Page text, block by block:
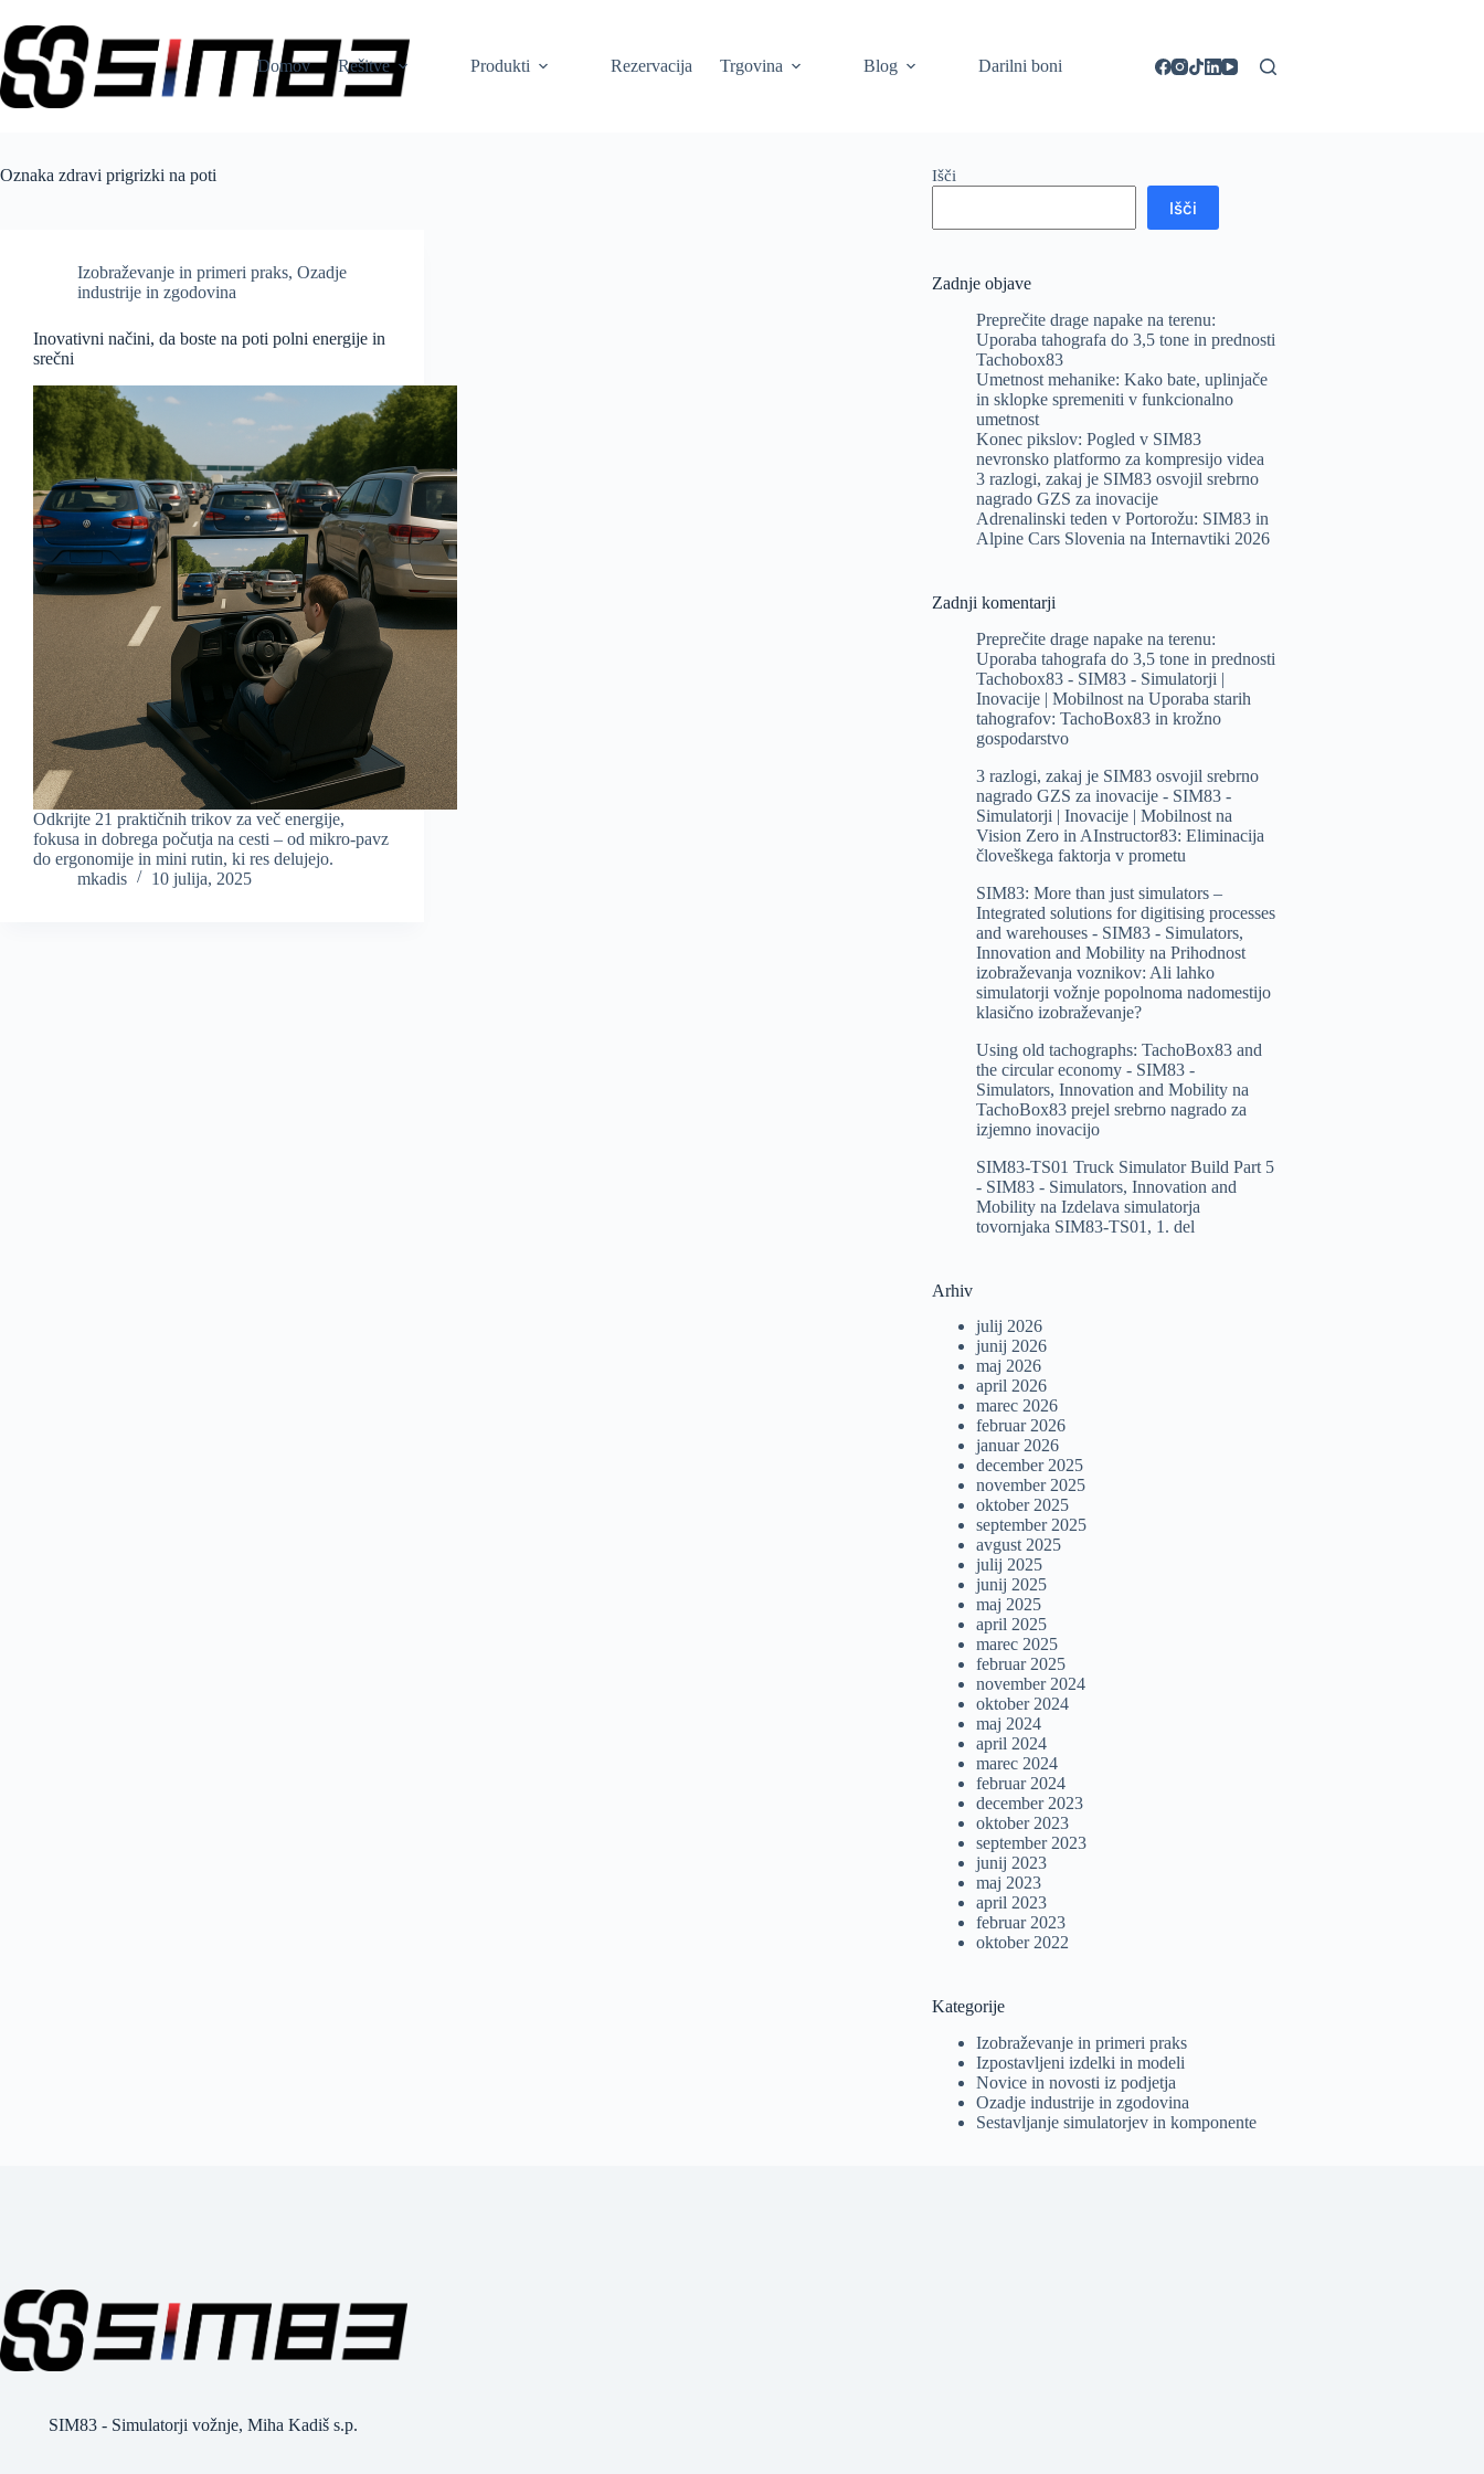
to
content
Domov
Rešitve Produkti Rezervacija Trgovina Blog Darilni boni
Oznaka zdravi prigrizki na poti
Izobraževanje in primeri praks, Ozadje
industrije in zgodovina
Inovativni načini, da boste na poti polni energije in
srečni
Odkrijte 21 praktičnih trikov za več energije,
fokusa in dobrega počutja na cesti – od mikro-pavz
do ergonomije in mini rutin, ki res delujejo.
mkadis
10 julija, 2025
Išči
Išči
Zadnje objave
Preprečite drage napake na terenu:
Uporaba tahografa do 3,5 tone in prednosti
Tachobox83
Umetnost mehanike: Kako bate, uplinjače
in sklopke spremeniti v funkcionalno
umetnost
Konec pikslov: Pogled v SIM83
nevronsko platformo za kompresijo videa
3 razlogi, zakaj je SIM83 osvojil srebrno
nagrado GZS za inovacije
Adrenalinski teden v Portorožu: SIM83 in
Alpine Cars Slovenia na Internavtiki 2026
Zadnji komentarji
Preprečite drage napake na terenu:
Uporaba tahografa do 3,5 tone in prednosti
Tachobox83 - SIM83 - Simulatorji |
Inovacije | Mobilnostna Uporaba starih
tahografov: TachoBox83 in krožno
gospodarstvo
3 razlogi, zakaj je SIM83 osvojil srebrno
nagrado GZS za inovacije - SIM83 -
Simulatorji | Inovacije | Mobilnostna
Vision Zero in AInstructor83: Eliminacija
človeškega faktorja v prometu
SIM83: More than just simulators –
Integrated solutions for digitising processes
and warehouses - SIM83 - Simulators,
Innovation and Mobilityna Prihodnost
izobraževanja voznikov: Ali lahko
simulatorji vožnje popolnoma nadomestijo
klasično izobraževanje?
Using old tachographs: TachoBox83 and
the circular economy - SIM83 -
Simulators, Innovation and Mobilityna
TachoBox83 prejel srebrno nagrado za
izjemno inovacijo
SIM83-TS01 Truck Simulator Build Part 5
- SIM83 - Simulators, Innovation and
Mobilityna Izdelava simulatorja
tovornjaka SIM83-TS01, 1. del
Arhiv
julij 2026
junij 2026
maj 2026
april 2026
marec 2026
februar 2026
januar 2026
december 2025
november 2025
oktober 2025
september 2025
avgust 2025
julij 2025
junij 2025
maj 2025
april 2025
marec 2025
februar 2025
november 2024
oktober 2024
maj 2024
april 2024
marec 2024
februar 2024
december 2023
oktober 2023
september 2023
junij 2023
maj 2023
april 2023
februar 2023
oktober 2022
Kategorije
Izobraževanje in primeri praks
Izpostavljeni izdelki in modeli
Novice in novosti iz podjetja
Ozadje industrije in zgodovina
Sestavljanje simulatorjev in komponente
SIM83 - Simulatorji vožnje, Miha Kadiš s.p.